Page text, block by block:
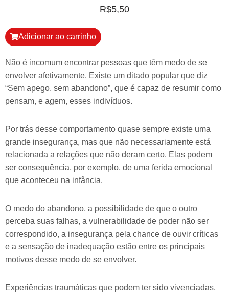
R$5,50
Adicionar ao carrinho
Não é incomum encontrar pessoas que têm medo de se
envolver afetivamente. Existe um ditado popular que diz
“Sem apego, sem abandono”, que é capaz de resumir como
pensam, e agem, esses indivíduos.
Por trás desse comportamento quase sempre existe uma
grande insegurança, mas que não necessariamente está
relacionada a relações que não deram certo. Elas podem
ser consequência, por exemplo, de uma ferida emocional
que aconteceu na infância.
O medo do abandono, a possibilidade de que o outro
perceba suas falhas, a vulnerabilidade de poder não ser
correspondido, a insegurança pela chance de ouvir críticas
e a sensação de inadequação estão entre os principais
motivos desse medo de se envolver.
Experiências traumáticas que podem ter sido vivenciadas,